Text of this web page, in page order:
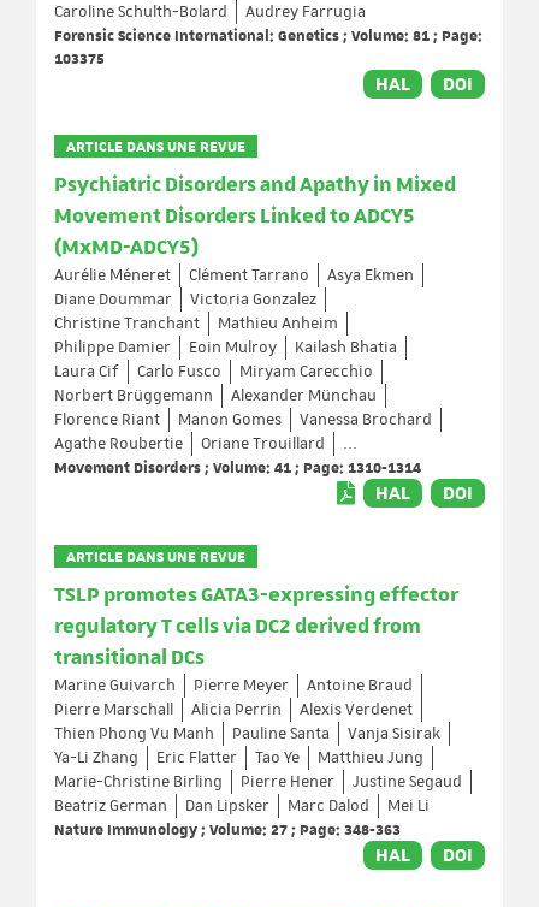
Caroline Schulth-Bolard
Audrey Farrugia
Forensic Science International: Genetics ; Volume: 81 ; Page:
103375
HAL DOI
ARTICLE DANS UNE REVUE
Psychiatric Disorders and Apathy in Mixed
Movement Disorders Linked to ADCY5
(MxMD-ADCY5)
Aurélie Méneret Clément Tarrano
Asya Ekmen
Diane Doummar
Victoria Gonzalez
Christine Tranchant
Mathieu Anheim
Philippe Damier
Eoin Mulroy
Kailash Bhatia
Laura Cif
Carlo Fusco
Miryam Carecchio
Norbert Brüggemann
Alexander Münchau
Florence Riant
Manon Gomes
Vanessa Brochard
Agathe Roubertie
Oriane Trouillard
...
Movement Disorders ; Volume: 41 ; Page: 1310-1314
HAL DOI
ARTICLE DANS UNE REVUE
TSLP promotes GATA3-expressing effector
regulatory T cells via DC2 derived from
transitional DCs
Marine Guivarch Pierre Meyer
Antoine Braud
Pierre Marschall
Alicia Perrin
Alexis Verdenet
Thien Phong Vu Manh
Pauline Santa
Vanja Sisirak
Ya-Li Zhang
Eric Flatter Tao Ye
Matthieu Jung
Marie-Christine Birling
Pierre Hener
Justine Segaud
Beatriz German
Dan Lipsker Marc Dalod
Mei Li
Nature Immunology ; Volume: 27 ; Page: 348-363
HAL DOI